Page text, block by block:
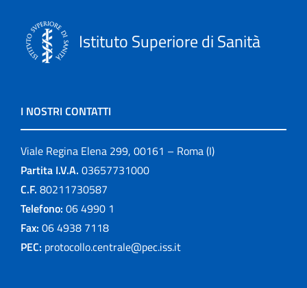
Istituto Superiore di Sanità
I NOSTRI CONTATTI
Viale Regina Elena 299, 00161 – Roma (I)
Partita I.V.A. 03657731000
C.F. 80211730587
Telefono: 06 4990 1
Fax: 06 4938 7118
PEC: protocollo.centrale@pec.iss.it